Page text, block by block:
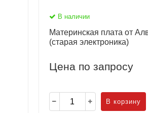
В наличии
Материнская плата от
(старая электроника)
Цена по запросу
В корзину